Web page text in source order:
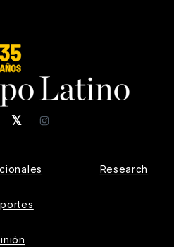
𝕏 Instagram
Research